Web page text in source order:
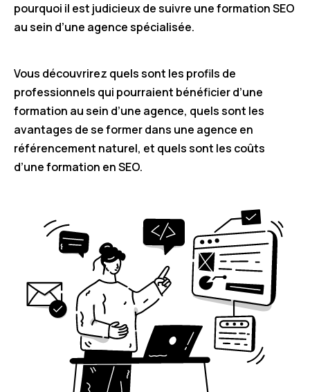
pourquoi il est judicieux de suivre une formation SEO
au sein d’une agence spécialisée.
Vous découvrirez quels sont les profils de
professionnels qui pourraient bénéficier d’une
formation au sein d’une agence, quels sont les
avantages de se former dans une agence en
référencement naturel, et quels sont les coûts
d’une formation en SEO.